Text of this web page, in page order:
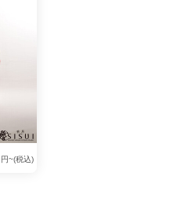
円~(税込)